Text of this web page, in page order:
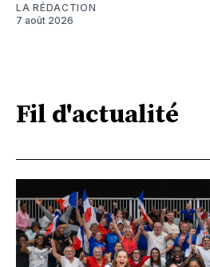
LA RÉDACTION
7 août 2026
Fil d'actualité